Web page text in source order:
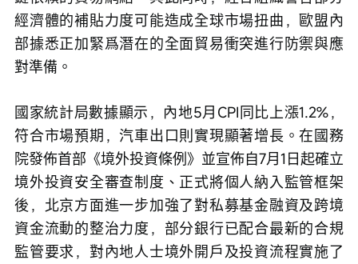
經濟體的補貼力度可能造成全球市場扭曲，歐盟內
部據悉正加緊爲潛在的全面貿易衝突進行防禦與應
對準備。
國家統計局數據顯示，內地5月CPI同比上漲1.2%，
符合市場預期，汽車出口則實現顯著增長。在國務
院發佈首部《境外投資條例》並宣佈自7月1日起確立
境外投資安全審查制度、正式將個人納入監管框架
後，北京方面進一步加強了對私募基金融資及跨境
資金流動的整治力度，部分銀行已配合最新的合規
監管要求，對內地人士境外開戶及投資流程實施了